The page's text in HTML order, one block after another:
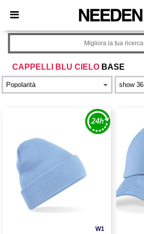
× App Needen
Prezzi migliori sull'app!
CAPPELLI BLU CIELO BASE
Migliora la tua ricerca
W1